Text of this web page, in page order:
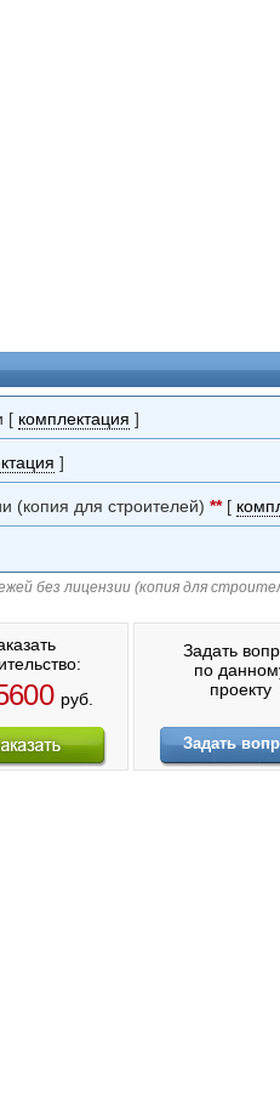
[ комплектация ]
]
(копия для строителей) **[
без лицензии (копия для
руб.
Задать
по
проекту
Задать